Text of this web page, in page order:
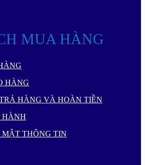
MUA HÀNG
HÀNG
HÀNG VÀ HOÀN TIỀN
HÀNH
THÔNG TIN